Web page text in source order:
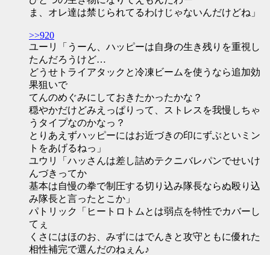
ま、オレ達は禁じられてるわけじゃないんだけどね」
>>920
ユーリ「うーん、ハッピーは自身の生き残りを重視し
たんだろうけど…
どうせトライアタックと冷凍ビームを使うなら追加効
果狙いで
てんのめぐみにしておきたかったかな？
穏やかだけどみえっぱりって、ストレスを我慢しちゃ
うタイプなのかなっ？
とりあえずハッピーにはお近づきの印にずぶといミン
トをあげるねっ」
ユウリ「ハッさんは差し詰めテクニバレパンでせいけ
んづきってか
基本は自慢の拳で制圧する切り込み隊長ならぬ殴り込
み隊長と言ったとこか」
パトリック「ヒートロトムとは弱点を特性でカバーし
てぇ
くさにはほのお、みずにはでんきと攻守ともに優れた
相性補完で選んだのねぇん♪